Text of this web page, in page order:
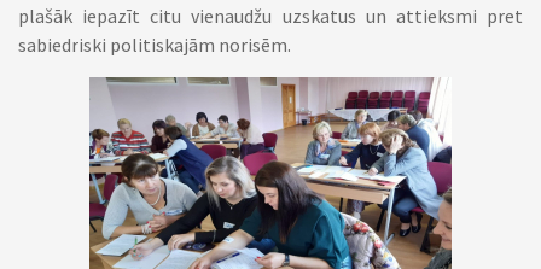
plašāk iepazīt citu vienaudžu uzskatus un attieksmi pret
sabiedriski politiskajām norisēm.